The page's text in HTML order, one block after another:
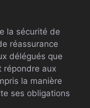
la sécurité de
réassurance
délégués que
répondre aux
la manière
ses obligations